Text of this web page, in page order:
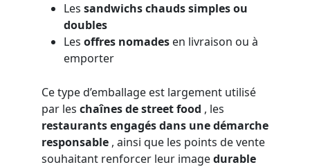
Les sandwichs chauds simples ou
doubles
Les offres nomades en livraison ou à
emporter
Ce type d’emballage est largement utilisé
par les chaînes de street food , les
restaurants engagés dans une démarche
responsable , ainsi que les points de vente
souhaitant renforcer leur imagedurable